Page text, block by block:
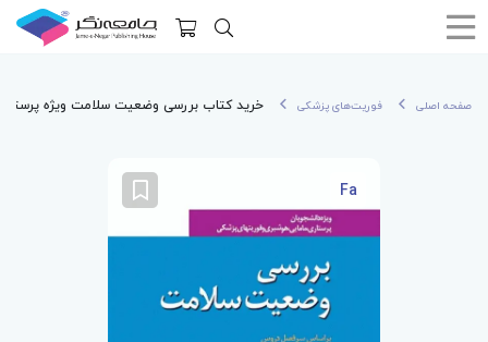
صفحه اصلی فوریت‌های پزشکی خرید کتاب بررسی وضعیت سلامت ویژه
Fa